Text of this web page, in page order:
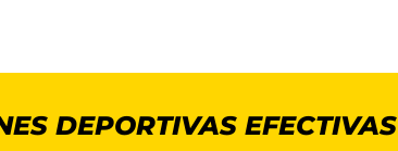
DEPORTIVAS EFECTIVAS